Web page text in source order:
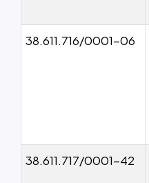
38.611.716/0001-06
38.611.717/0001-42